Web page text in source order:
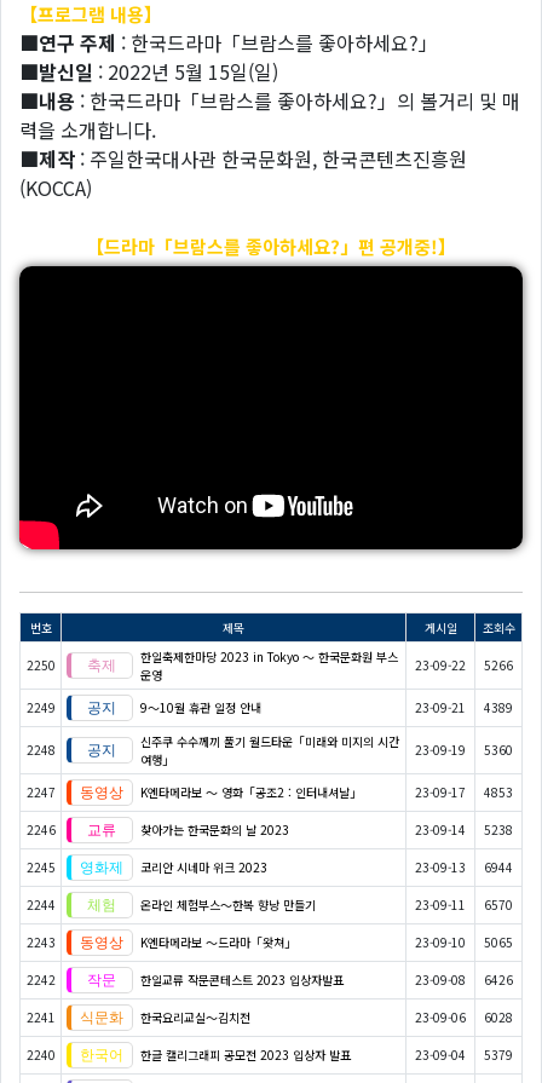
【프로그램 내용】
■연구 주제 : 한국드라마「브람스를 좋아하세요?」
■발신일 : 2022년 5월 15일(일)
■내용 : 한국드라마「브람스를 좋아하세요?」의 볼거리 및 매
력을 소개합니다.
■제작 : 주일한국대사관 한국문화원, 한국콘텐츠진흥원
(KOCCA)
【드라마「브람스를 좋아하세요?」편 공개중!】
번호 제목 게시일 조회수
2250
한일축제한마당 2023 in Tokyo 〜 한국문화원 부스
운영
23-09-22 5266
2249 9～10월 휴관 일정 안내 23-09-21 4389
2248
신주쿠 수수께끼 풀기 월드타운「미래와 미지의 시간
여행」
23-09-19 5360
2247 K엔타메라보 ～ 영화「공조2 : 인터내셔날」 23-09-17 4853
2246 찾아가는 한국문화의 날 2023 23-09-14 5238
2245 코리안 시네마 위크 2023 23-09-13 6944
2244 온라인 체험부스〜한복 향낭 만들기 23-09-11 6570
2243 K엔타메라보 ～드라마「왓쳐」 23-09-10 5065
2242 한일교류 작문콘테스트 2023 입상자발표 23-09-08 6426
2241 한국요리교실〜김치전 23-09-06 6028
2240 한글 캘리그래피 공모전 2023 입상자 발표 23-09-04 5379